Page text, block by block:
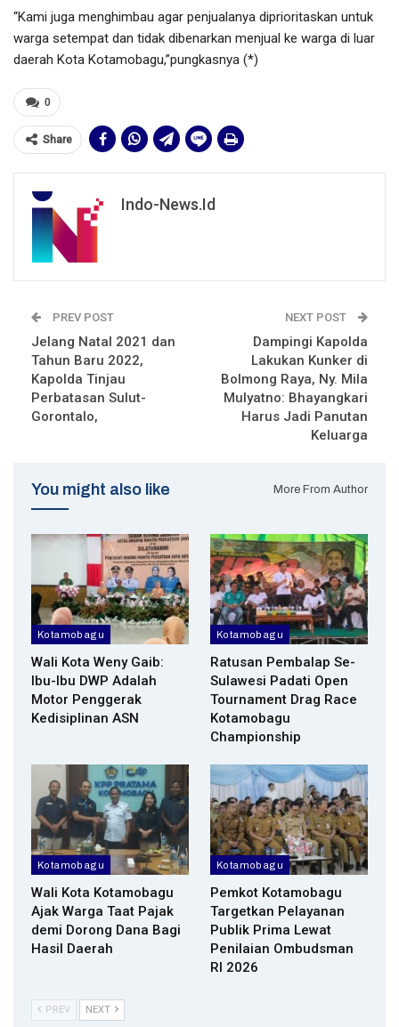
“Kami juga menghimbau agar penjualanya diprioritaskan untuk
warga setempat dan tidak dibenarkan menjual ke warga di luar
daerah Kota Kotamobagu,”pungkasnya (*)
0
Share
Indo-News.id
PREV POST
Jelang Natal 2021 dan
Tahun Baru 2022,
Kapolda Tinjau
Perbatasan Sulut-
Gorontalo,
NEXT POST
Dampingi Kapolda
Lakukan Kunker di
Bolmong Raya, Ny. Mila
Mulyatno: Bhayangkari
Harus Jadi Panutan
Keluarga
You might also like More From Author
Kotamobagu
Wali Kota Weny Gaib:
Ibu-Ibu DWP Adalah
Motor Penggerak
Kedisiplinan ASN
Kotamobagu
Ratusan Pembalap Se-
Sulawesi Padati Open
Tournament Drag Race
Kotamobagu
Championship
Kotamobagu
Wali Kota Kotamobagu
Ajak Warga Taat Pajak
demi Dorong Dana Bagi
Hasil Daerah
Kotamobagu
Pemkot Kotamobagu
Targetkan Pelayanan
Publik Prima Lewat
Penilaian Ombudsman
RI 2026
PREV NEXT